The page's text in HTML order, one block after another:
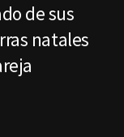
de sus
natales